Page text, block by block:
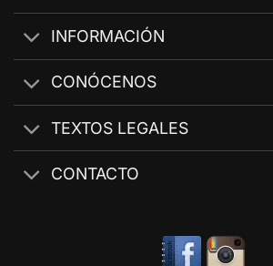
INFORMACIÓN
CONÓCENOS
TEXTOS LEGALES
CONTACTO